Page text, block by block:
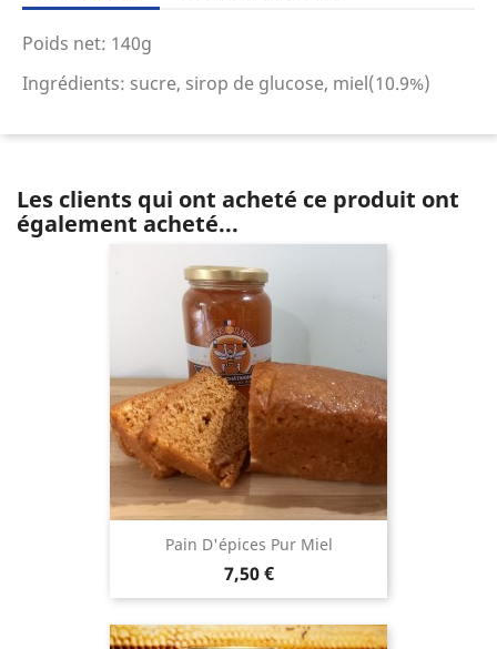
Poids net: 140g
Ingrédients: sucre, sirop de glucose, miel(10.9%)
Les clients qui ont acheté ce produit ont
également acheté...
Pain D'épices Pur Miel
Prix
7,50 €